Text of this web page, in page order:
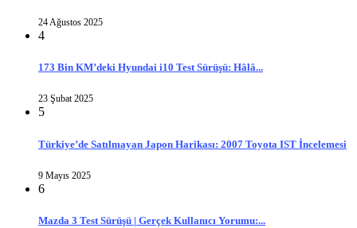
24 Ağustos 2025
4
173 Bin KM’deki Hyundai i10 Test Sürüşü: Hâlâ...
23 Şubat 2025
5
Türkiye’de Satılmayan Japon Harikası: 2007 Toyota IST İncelemesi
9 Mayıs 2025
6
Mazda 3 Test Sürüşü | Gerçek Kullanıcı Yorumu:...